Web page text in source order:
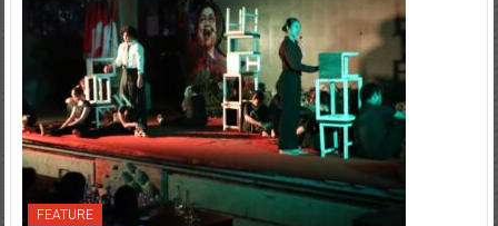
FEATURE